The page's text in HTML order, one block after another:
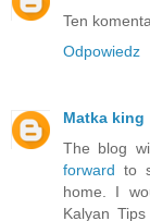
Ten
Odpowiedz
Matka king
The blog
forward to
home. I
Kalyan